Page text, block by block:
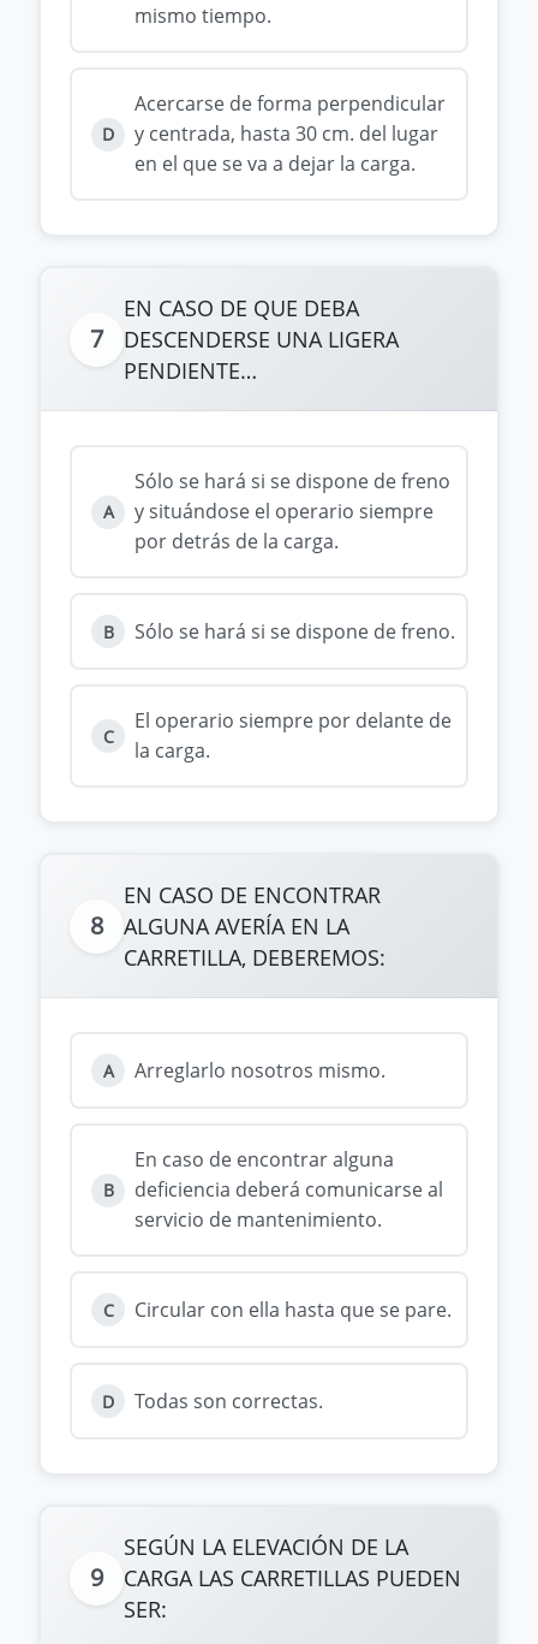
mismo tiempo.
D
Acercarse de forma perpendicular
y centrada, hasta 30 cm. del lugar
en el que se va a dejar la carga.
7
EN CASO DE QUE DEBA
DESCENDERSE UNA LIGERA
PENDIEN­TE…
A
Sólo se hará si se dispone de freno
y situándose el operario siempre
por detrás de la carga.
B Sólo se hará si se dispone de freno.
C
El operario siempre por delante de
la carga.
8
EN CASO DE ENCONTRAR
ALGUNA AVERÍA EN LA
CARRETILLA, DEBEREMOS:
A Arreglarlo nosotros mismo.
B
En caso de encontrar alguna
deficiencia deberá comunicarse al
servicio de mantenimiento.
C Circular con ella hasta que se pare.
D Todas son correctas.
9
SEGÚN LA ELEVACIÓN DE LA
CARGA LAS CARRETILLAS PUEDEN
SER: